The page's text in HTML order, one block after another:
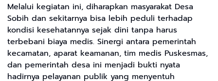
Melalui kegiatan ini, diharapkan masyarakat Desa
Sobih dan sekitarnya bisa lebih peduli terhadap
kondisi kesehatannya sejak dini tanpa harus
terbebani biaya medis. Sinergi antara pemerintah
kecamatan, aparat keamanan, tim medis Puskesmas,
dan pemerintah desa ini menjadi bukti nyata
hadirnya pelayanan publik yang menyentuh